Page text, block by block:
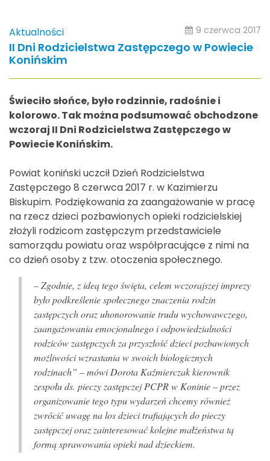
Aktualności 9 czerwca 2017
II Dni Rodzicielstwa Zastępczego w Powiecie
Konińskim
Świeciło słońce, było rodzinnie, radośnie i
kolorowo. Tak można podsumować obchodzone
wczoraj II Dni Rodzicielstwa Zastępczego w
Powiecie Konińskim.
Powiat koniński uczcił Dzień Rodzicielstwa
Zastępczego 8 czerwca 2017 r. w Kazimierzu
Biskupim. Podziękowania za zaangażowanie w pracę
na rzecz dzieci pozbawionych opieki rodzicielskiej
złożyli rodzicom zastępczym przedstawiciele
samorządu powiatu oraz współpracujące z nimi na
co dzień osoby z tzw. otoczenia społecznego.
– Zgodnie, z ideą tego święta, celem wczorajszej imprezy
było podkreślenie społecznego znaczenia rodzin
zastępczych oraz uhonorowanie trudu wychowawczego,
zaangażowania emocjonalnego i odpowiedzialności
rodziców zastępczych za przyszłość dzieci pozbawionych
możliwości wzrastania w swoich biologicznych
rodzinach” –mówi Dorota Kaźmierczak kierownik
zespołu ds. pieczy zastępczej PCPR w Koninie –przez
organizowanie tego typu wydarzeń chcemy również
zwrócić uwagę na los dzieci trafiających do pieczy
zastępczej oraz zainteresować kolejne małżeństwa tą
formą sprawowania opieki nad dzieckiem.